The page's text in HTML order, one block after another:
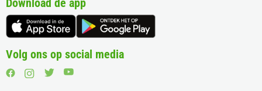
Download de app
Volg ons op social media